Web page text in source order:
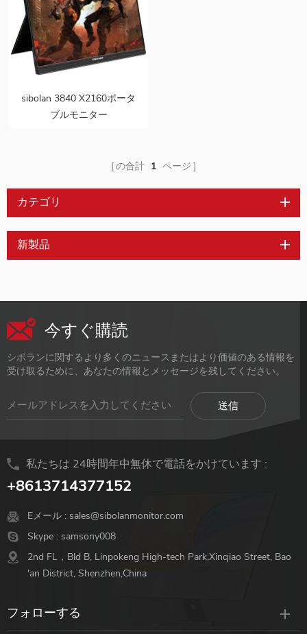
sibolan 3840 X2160ポータ
ブルモニター
の合計 1 ページ
カテゴリ
新製品
今すぐ購読
シボランに関するより多くのニュースまたはより価値のある情報を
受け取るために、あなたの情報とメッセージを残してください。
私たちは 24時間年中無休で電話をかけています :
+8613714377152
Eメール : sales@sibolanmonitor.com
Skype : samsony008
2nd FL，Bld B, Linpokeng High-tech Park,Xinqiao Street, Bao
'an District, Shenzhen,China
フォローする